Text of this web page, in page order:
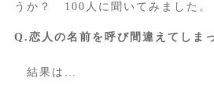
うか？ 100人に聞いてみました。
Q.恋人の名前を呼び間違えてしま
結果は…